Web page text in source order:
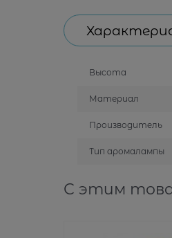
Высота
Материал
Производитель
Тип аромалампы
С этим